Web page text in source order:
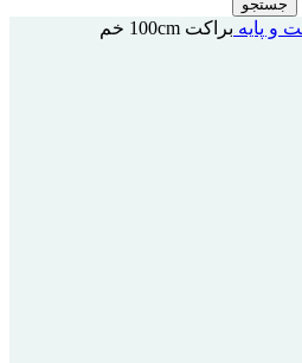
جستجو
و پایه براکت 100cm خم